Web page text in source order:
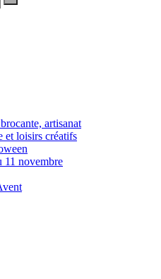
artisanat
et loisirs créatifs
11 novembre